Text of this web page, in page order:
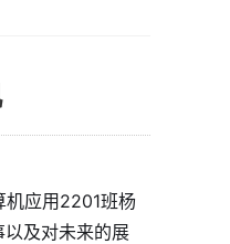
应用2201班杨
及对未来的展